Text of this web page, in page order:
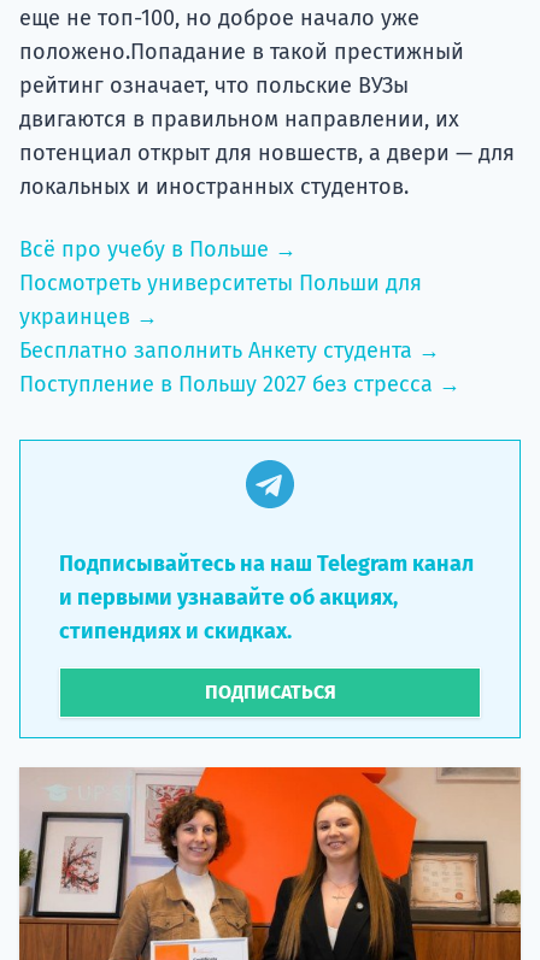
еще не топ-100, но доброе начало уже
положено.Попадание в такой престижный
рейтинг означает, что польские ВУЗы
двигаются в правильном направлении, их
потенциал открыт для новшеств, а двери — для
локальных и иностранных студентов.
Всё про учебу в Польше →
Посмотреть университеты Польши для
украинцев →
Бесплатно заполнить Анкету студента →
Поступление в Польшу 2027 без стресса →
Подписывайтесь на наш Telegram канал
и первыми узнавайте об акциях,
стипендиях и скидках.
ПОДПИСАТЬСЯ